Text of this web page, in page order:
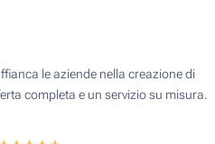
le aziende nella creazione di
completa e un servizio su misura.